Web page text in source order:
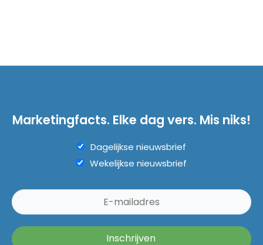
Marketingfacts. Elke dag vers. Mis niks!
Dagelijkse nieuwsbrief
Wekelijkse nieuwsbrief